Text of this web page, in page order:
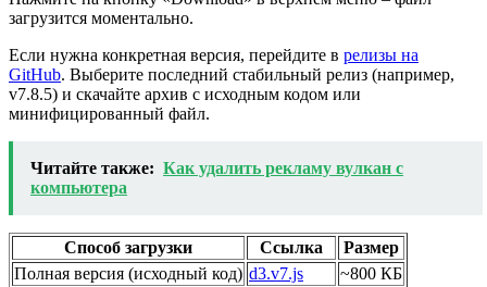
загрузится моментально.
Если нужна конкретная версия, перейдите в релизы на
GitHub. Выберите последний стабильный релиз (например,
v7.8.5) и скачайте архив с исходным кодом или
минифицированный файл.
Читайте также: Как удалить рекламу вулкан с
компьютера
Способ загрузки Ссылка
Размер
Полная версия (исходный код) d3.v7.js
~800 КБ